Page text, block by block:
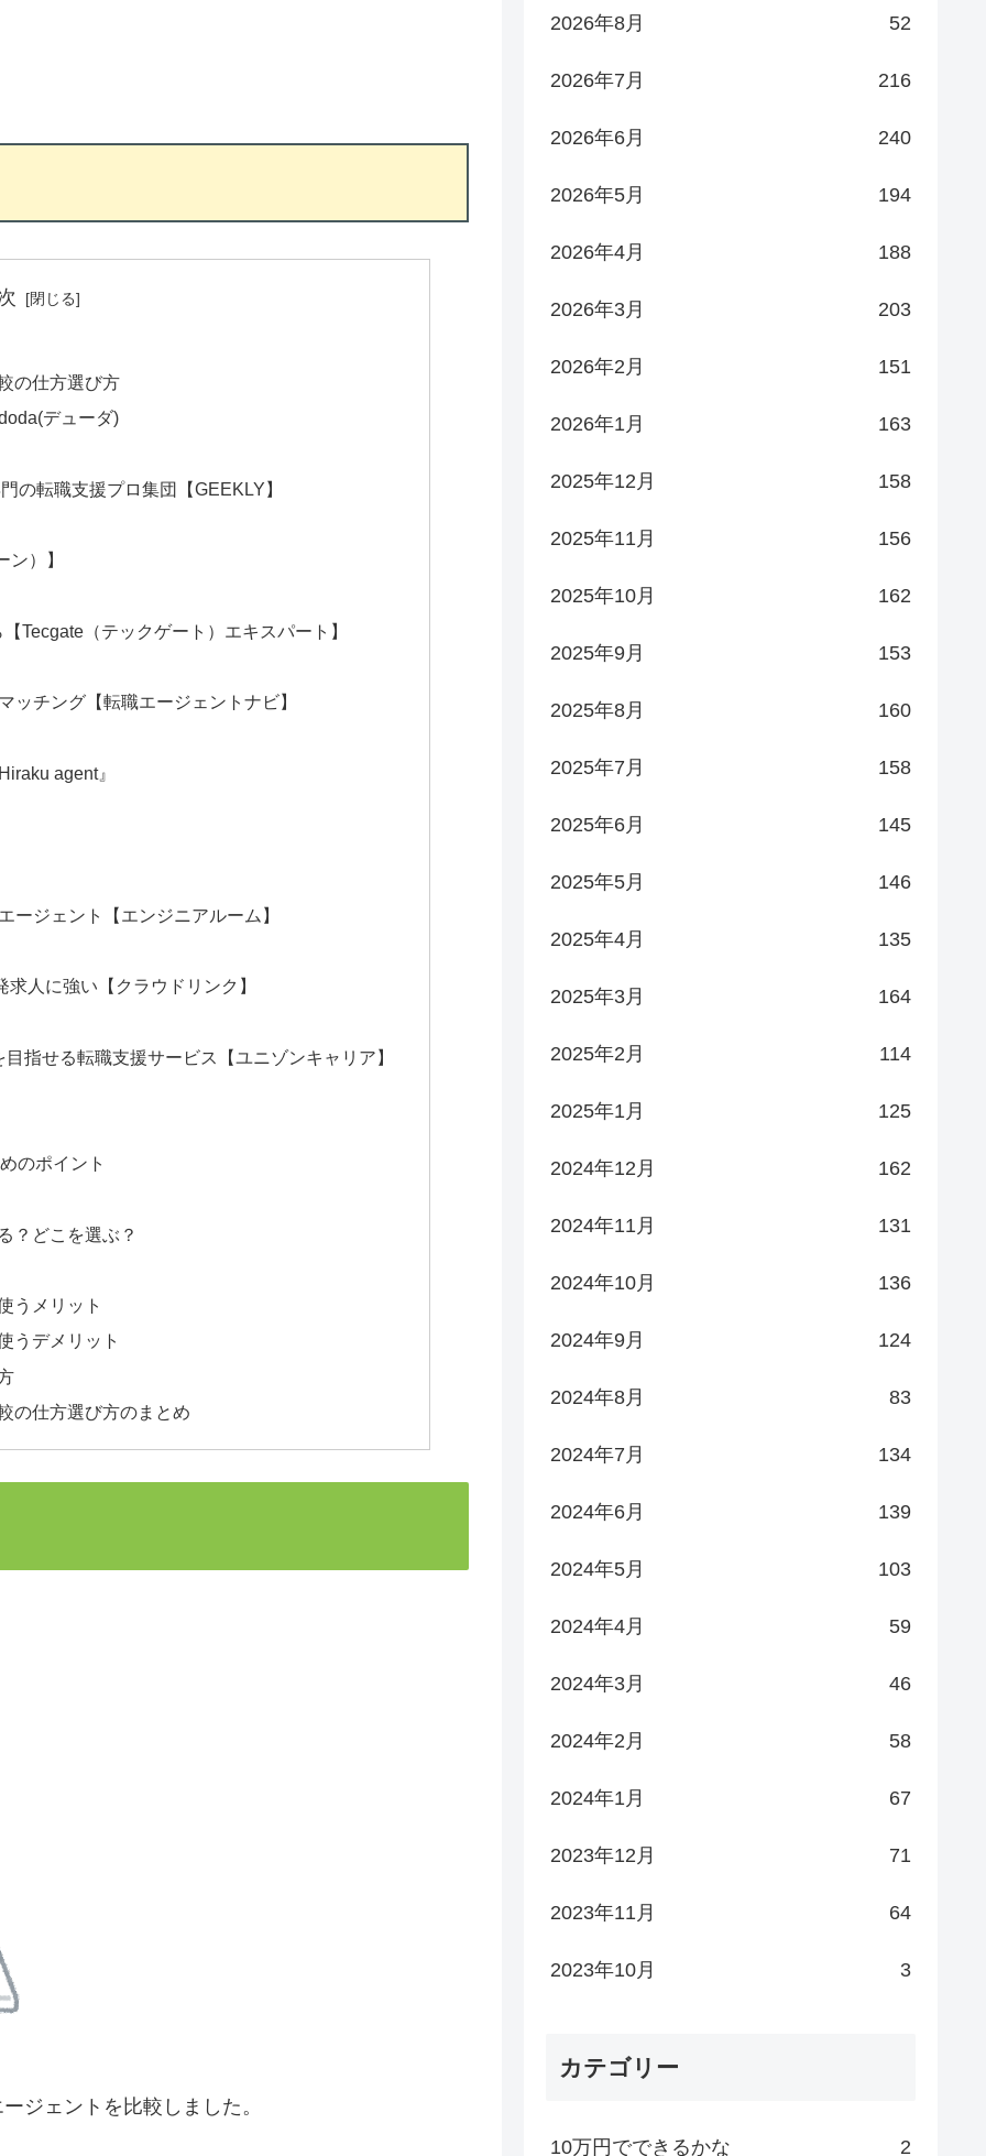
の仕方選び方
デューダ)
の転職支援プロ集団【GEEKLY】
）】
Tecgate（テックゲート）エキスパート】
ッチング【転職エージェントナビ】
agent』
ージェント【エンジニアルーム】
人に強い【クラウドリンク】
指せる転職支援サービス【ユニゾンキャリア】
のポイント
？どこを選ぶ？
うメリット
うデメリット
の仕方選び方のまとめ
ジェントを比較しました。
2026年8月 52
2026年7月 216
2026年6月 240
2026年5月 194
2026年4月 188
2026年3月 203
2026年2月 151
2026年1月 163
2025年12月 158
2025年11月 156
2025年10月 162
2025年9月 153
2025年8月 160
2025年7月 158
2025年6月 145
2025年5月 146
2025年4月 135
2025年3月 164
2025年2月 114
2025年1月 125
2024年12月 162
2024年11月 131
2024年10月 136
2024年9月 124
2024年8月 83
2024年7月 134
2024年6月 139
2024年5月 103
2024年4月 59
2024年3月 46
2024年2月 58
2024年1月 67
2023年12月 71
2023年11月 64
2023年10月 3
カテゴリー
10万円でできるかな 2